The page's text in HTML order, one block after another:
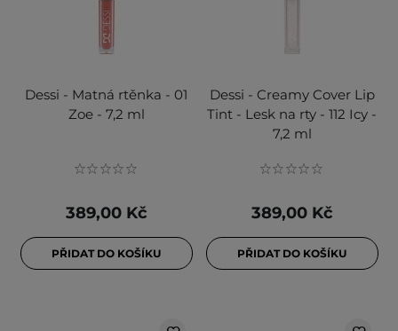
Dessi - Matná rtěnka - 01
Zoe - 7,2 ml
389,00 Kč
PŘIDAT DO KOŠÍKU
Dessi - Creamy Cover Lip
Tint - Lesk na rty - 112 Icy -
7,2 ml
389,00 Kč
PŘIDAT DO KOŠÍKU